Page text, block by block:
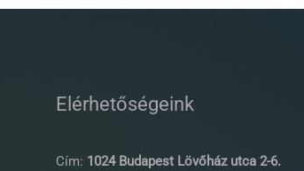
Elérhetőségeink
Cím: 1024 Budapest Lövőház utca 2-6.